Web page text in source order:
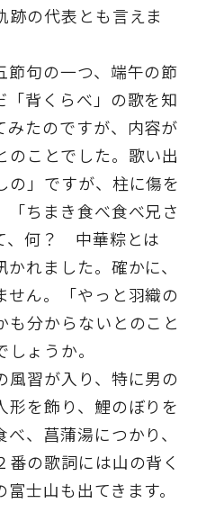
跡の代表とも言えま
句の一つ、端午の節
「背くらべ」の歌を知
みたのですが、内容が
のことでした。歌い出
の」ですが、柱に傷を
ちまき食べ食べ兄さ
、何？ 中華粽とは
れました。確かに、
せん。「やっと羽織の
も分からないとのこと
ょうか。
習が入り、特に男の
形を飾り、鯉のぼりを
べ、菖蒲湯につかり、
番の歌詞には山の背く
士山も出てきます。